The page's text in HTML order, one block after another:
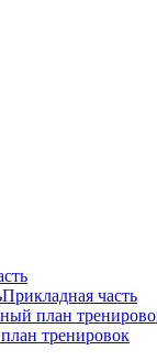
Прикладная часть
план
тренировок